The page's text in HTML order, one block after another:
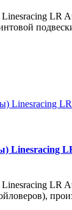
LR
Linesracing
LR